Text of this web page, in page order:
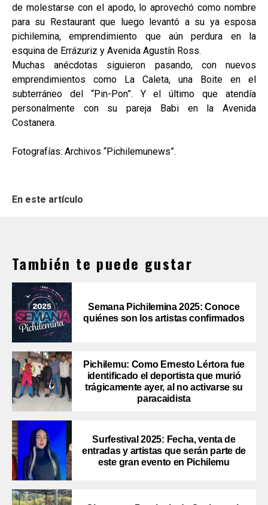
de molestarse con el apodo, lo aprovechó como nombre
para su Restaurant que luego levantó a su ya esposa
pichilemina, emprendimiento que aún perdura en la
esquina de Errázuriz y Avenida Agustín Ross.
Muchas anécdotas siguieron pasando, con nuevos
emprendimientos como La Caleta, una Boite en el
subterráneo del “Pin-Pon”. Y el último que atendía
personalmente con su pareja Babi en la Avenida
Costanera.
Fotografías: Archivos “Pichilemunews”.
En este artículo
También te puede gustar
Semana Pichilemina 2025: Conoce
quiénes son los artistas confirmados
Pichilemu: Como Ernesto Lértora fue
identificado el deportista que murió
trágicamente ayer, al no activarse su
paracaidista
Surfestival 2025: Fecha, venta de
entradas y artistas que serán parte de
este gran evento en Pichilemu